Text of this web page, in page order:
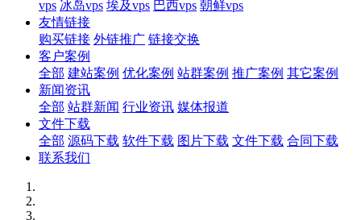
vps 冰岛vps 埃及vps 巴西vps 朝鲜vps
友情链接
购买链接 外链推广 链接交换
客户案例
全部 建站案例 优化案例 站群案例 推广案例 其它案例
新闻资讯
全部 站群新闻 行业资讯 媒体报道
文件下载
全部 源码下载 软件下载 图片下载 文件下载 合同下载
联系我们